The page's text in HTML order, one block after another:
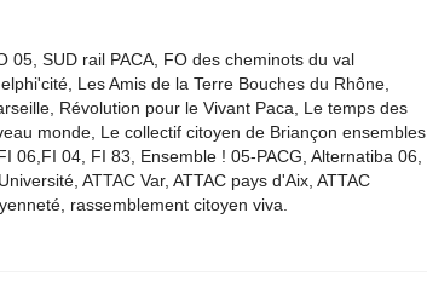
05, SUD rail PACA, FO des cheminots du val
Les Amis de la Terre Bouches du Rhône,
Révolution pour le Vivant Paca, Le temps des
monde, Le collectif citoyen de Briançon ensembles
06,FI 04, FI 83, Ensemble ! 05-PACG, Alternatiba 06,
ATTAC Var, ATTAC pays d'Aix, ATTAC
rassemblement citoyen viva.